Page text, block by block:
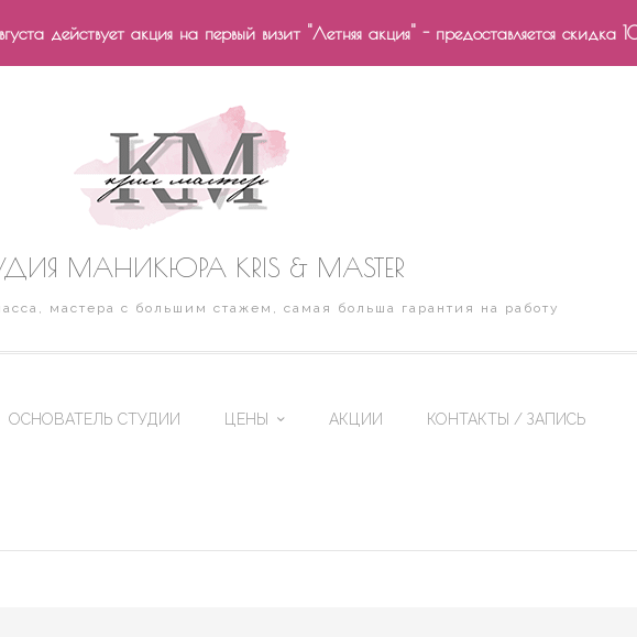
МАНИКЮРА KRIS & MASTER
мастера с большим стажем, самая больша гарантия на работу
ОСНОВАТЕЛЬ СТУДИИ ЦЕНЫ АКЦИИ КОНТАКТЫ / ЗАПИСЬ
действует акция на первый визит "Летняя акция" - предоставляется скидка